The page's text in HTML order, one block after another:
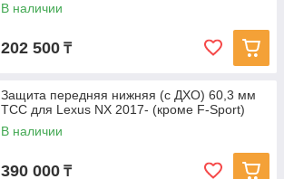
В наличии
202 500 ₸
Защита передняя нижняя (с ДХО) 60,3 мм
ТСС для Lexus NX 2017- (кроме F-Sport)
В наличии
390 000 ₸